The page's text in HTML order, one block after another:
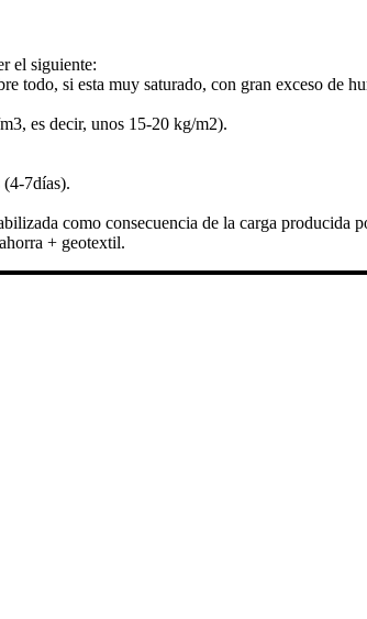
el siguiente:
todo, si esta muy saturado, con gran exceso de
es decir, unos 15-20 kg/m2).
7días).
como consecuencia de la carga producida
+ geotextil.